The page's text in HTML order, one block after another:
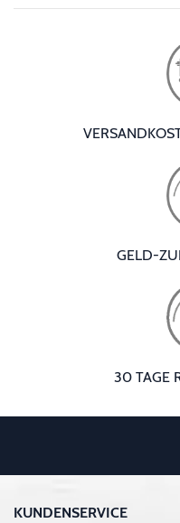
GELD-
30 TAGE
KUNDENSERVICE